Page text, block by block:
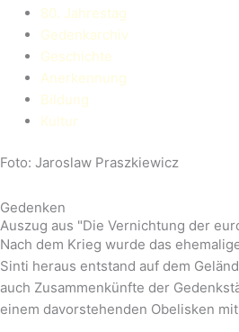
80. Jahrestag
Gedenkarchiv
Geschichte
Anerkennung
Bildung
Kultur
Foto: Jaroslaw Praszkiewicz
Gedenken
Auszug aus "Die Vernichtung der
Nach dem Krieg wurde das
Sinti heraus entstand auf dem
auch Zusammenkünfte der
einem davorstehenden Obelisken